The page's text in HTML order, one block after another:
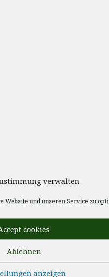
verwalten
Website und unseren Service zu
cookies
Ablehnen
anzeigen